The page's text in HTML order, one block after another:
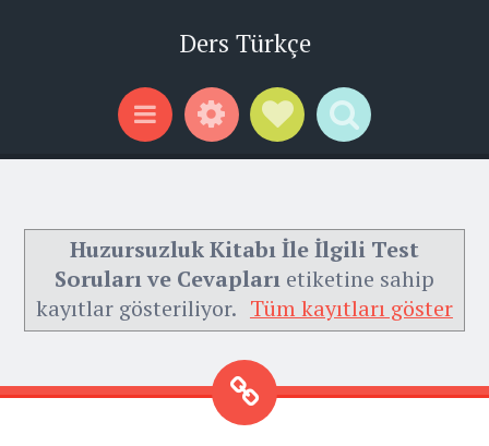
Ders Türkçe
Menu WidgetsSocial Links
Search
Huzursuzluk Kitabı İle İlgili Test
Soruları ve Cevapları etiketine sahip
kayıtlar gösteriliyor. Tüm kayıtları göster